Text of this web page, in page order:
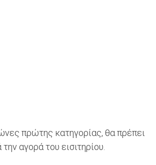
πρώτης κατηγορίας, θα πρέπει
αγορά του εισιτηρίου.